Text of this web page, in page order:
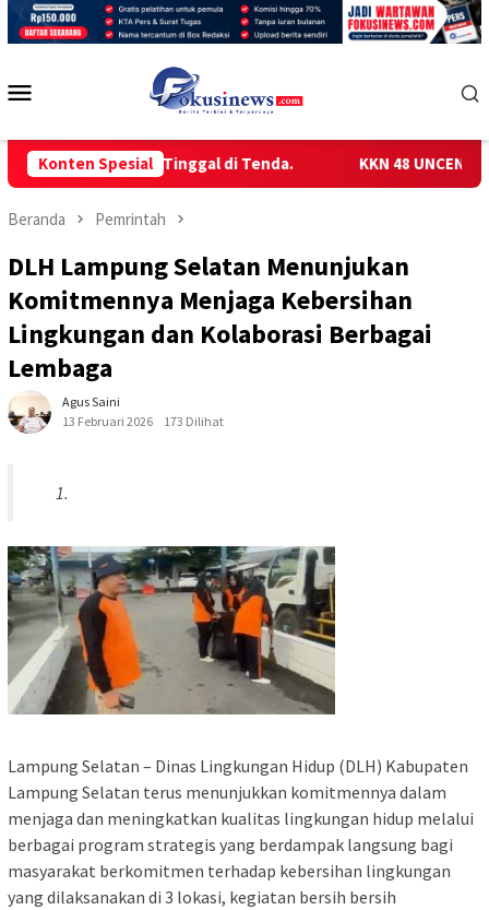
Loncat
Konten Spesial
Tinggal di Tenda. KKN 48 UNCEN GELAR
Beranda Pemrintah
DLH Lampung Selatan Menunjukan
Komitmennya Menjaga Kebersihan
Lingkungan dan Kolaborasi Berbagai
Lembaga
Agus Saini
13 Februari 2026
173 Dilihat
Lampung Selatan – Dinas Lingkungan Hidup (DLH) Kabupaten
Lampung Selatan terus menunjukkan komitmennya dalam
menjaga dan meningkatkan kualitas lingkungan hidup melalui
berbagai program strategis yang berdampak langsung bagi
masyarakat berkomitmen terhadap kebersihan lingkungan
yang dilaksanakan di 3 lokasi, kegiatan bersih bersih